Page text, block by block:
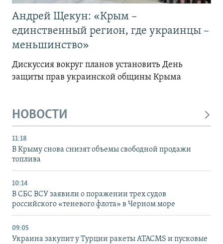
Андрей Щекун: «Крым –
единственный регион, где украинцы –
меньшинство»
Дискуссия вокруг планов установить День
защиты прав украинской общины Крыма
НОВОСТИ
11:18
В Крыму снова снизят объемы свободной продажи
топлива
10:14
В СБС ВСУ заявили о поражении трех судов
российского «теневого флота» в Черном море
09:05
Украина закупит у Турции ракеты ATACMS и пусковые